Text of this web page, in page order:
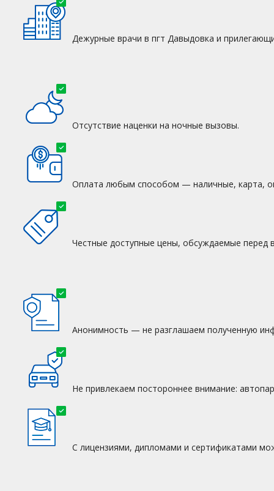
Дежурные врачи в пгт Давыдовка и
Отсутствие наценки на ночные вызовы.
Оплата любым способом — наличные, карта,
Честные доступные цены, обсуждаемые перед
Анонимность — не разглашаем полученную
Не привлекаем постороннее внимание:
С лицензиями, дипломами и сертификатами